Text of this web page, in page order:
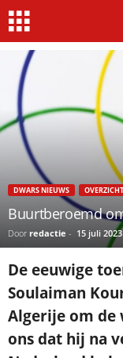
Home
DWARS NIEUWS OVERZICHT
Buurtberoemd
Door redactie - 15 juli 2023
De eeuwige
Soulaiman
Algerije om de
ons dat hij na
VOORNAAM
E-MAIL